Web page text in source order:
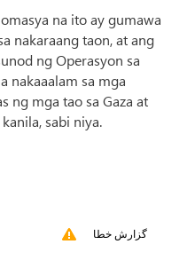
na ito ay gumawa
nakaraang taon, at ang
ng Operasyon sa
nakaaalam sa mga
ng mga tao sa Gaza at
sabi niya.
گزارش خطا